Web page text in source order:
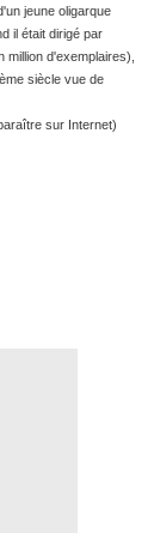
jeune oligarque
il était dirigé par
d'exemplaires),
siècle vue de
sur Internet)